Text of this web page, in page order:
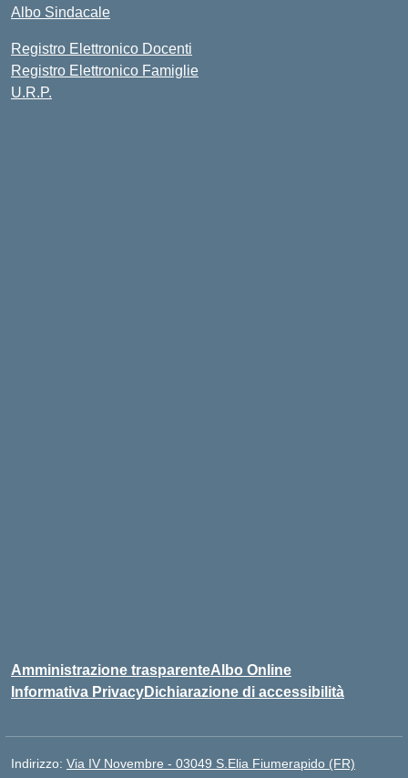
Albo Sindacale
Registro Elettronico Docenti
Registro Elettronico Famiglie
U.R.P.
Amministrazione trasparenteAlbo Online
Informativa PrivacyDichiarazione di accessibilità
Indirizzo: Via IV Novembre - 03049 S.Elia Fiumerapido (FR)